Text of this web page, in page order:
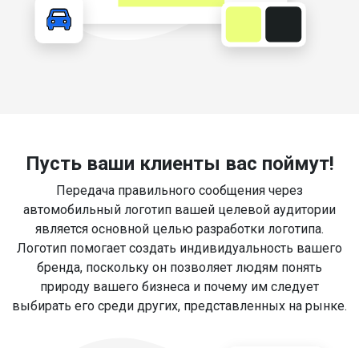
Пусть ваши клиенты вас поймут!
Передача правильного сообщения через
автомобильный логотип вашей целевой аудитории
является основной целью разработки логотипа.
Логотип помогает создать индивидуальность вашего
бренда, поскольку он позволяет людям понять
природу вашего бизнеса и почему им следует
выбирать его среди других, представленных на рынке.